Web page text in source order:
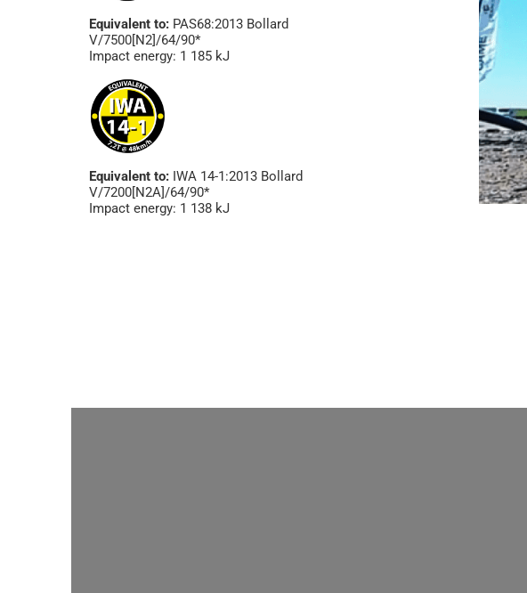
Equivalent to: PAS68:2013 Bollard
V/7500[N2]/64/90*
Impact energy: 1 185 kJ
Equivalent to: IWA 14-1:2013 Bollard
V/7200[N2A]/64/90*
Impact energy: 1 138 kJ